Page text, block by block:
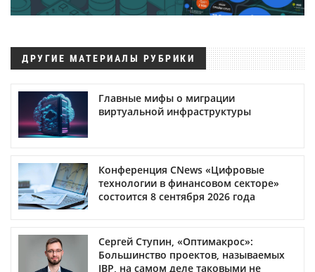
ДРУГИЕ МАТЕРИАЛЫ РУБРИКИ
Главные мифы о миграции
виртуальной инфраструктуры
Конференция CNews «Цифровые
технологии в финансовом секторе»
состоится 8 сентября 2026 года
Сергей Ступин, «Оптимакрос»:
Большинство проектов, называемых
IBP, на самом деле таковыми не